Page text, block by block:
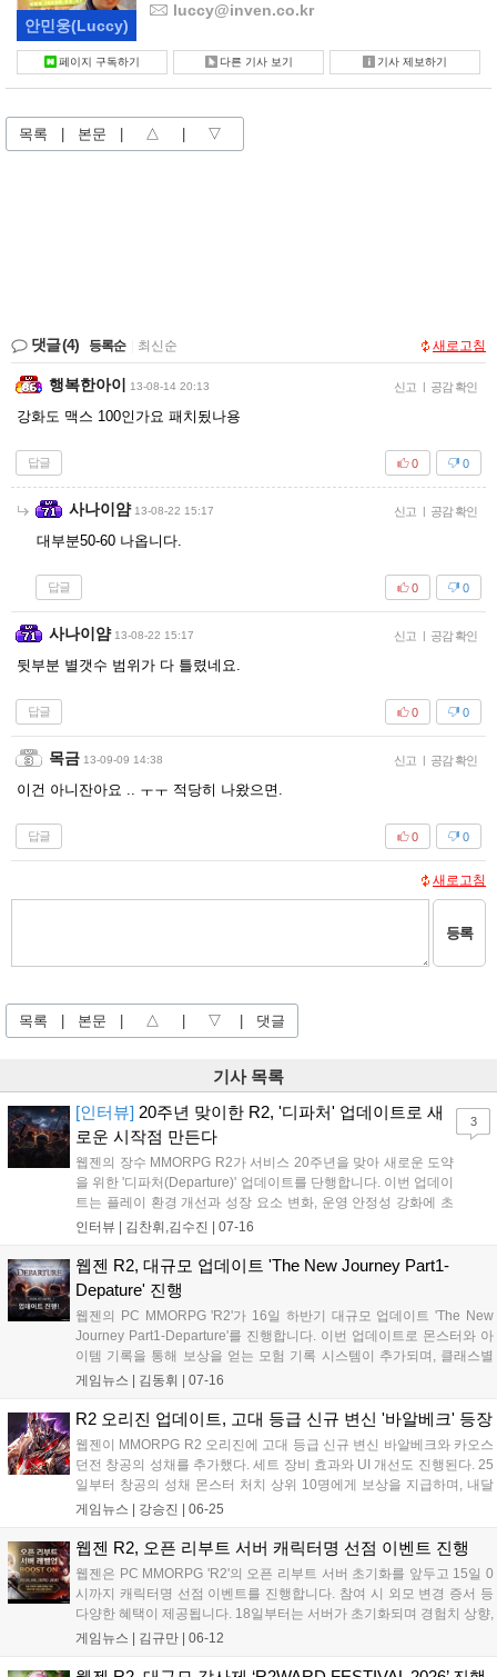
안민웅(Luccy)
luccy@inven.co.kr
페이지 구독하기 다른 기사 보기 기사 제보하기
목록 본문 △ ▽
댓글(4) 등록순 최신순 새로고침
행복한아이 13-08-14 20:13 신고 공감 확인
강화도 맥스 100인가요 패치됬나용
답글 0
0
사나이얌 13-08-22 15:17 신고 공감 확인
대부분50-60 나옵니다.
답글 0
0
사나이얌 13-08-22 15:17 신고 공감 확인
뒷부분 별갯수 범위가 다 틀렸네요.
답글 0
0
목금 13-09-09 14:38 신고 공감 확인
이건 아니잔아요 .. ㅜㅜ 적당히 나왔으면.
답글 0
0
새로고침
등록
목록 본문 △ ▽ 댓글
기사 목록
[인터뷰] 20주년 맞이한 R2, '디파처' 업데이트로 새
로운 시작점 만든다
웹젠의 장수 MMORPG R2가 서비스 20주년을 맞아 새로운 도약
을 위한 '디파처(Departure)' 업데이트를 단행합니다. 이번 업데이
트는 플레이 환경 개선과 성장 요소 변화, 운영 안정성 강화에 초
점을 맞췄으며, 유저들이 캐릭터를 더욱 빠르고 다채롭게 육성할
를 통해 향후 서비스의 방향성을 재정립할 계획이며, 송한솔 PM
이 직접 준비 과정과 세부 내용을 상세히 설명하는 인터뷰를 공개
해 기대감을 높이고 있습니다....
인터뷰 | 김찬휘,김수진 07-16
3
웹젠 R2, 대규모 업데이트 'The New Journey Part1-
Depature' 진행
웹젠의 PC MMORPG 'R2'가 16일 하반기 대규모 업데이트 'The New
Journey Part1-Departure'를 진행합니다. 이번 업데이트로 몬스터와 아
이템 기록을 통해 보상을 얻는 모험 기록 시스템이 추가되며, 클래스별
특성 강화 스킬이 상향되고 신규 스킬이 도입됩니다. 또한 미션 시스템
수행 이벤트 등 다양한 보상을 제공하는 행사가 공식 홈페이지를 통해
상세히 안내될 예정입니다....
게임뉴스 | 김동휘 07-16
R2 오리진 업데이트, 고대 등급 신규 변신 '바알베크' 등장
웹젠이 MMORPG R2 오리진에 고대 등급 신규 변신 바알베크와 카오스
던전 창공의 성채를 추가했다. 세트 장비 효과와 UI 개선도 진행된다. 25
일부터 창공의 성채 몬스터 처치 상위 10명에게 보상을 지급하며, 내달
9일까지는 접속 보상으로 최대 125회의 변신 소환권을 제공하는 이벤트
강화에 초점을 맞췄다....
게임뉴스 | 강승진 06-25
웹젠 R2, 오픈 리부트 서버 캐릭터명 선점 이벤트 진행
웹젠은 PC MMORPG 'R2'의 오픈 리부트 서버 초기화를 앞두고 15일 0
시까지 캐릭터명 선점 이벤트를 진행합니다. 참여 시 외모 변경 증서 등
다양한 혜택이 제공됩니다. 18일부터는 서버가 초기화되며 경험치 상향,
레벨업 레이스 확장, 신규 보상 등 대규모 업데이트가 적용됩니다. 자세
게임뉴스 | 김규만 06-12